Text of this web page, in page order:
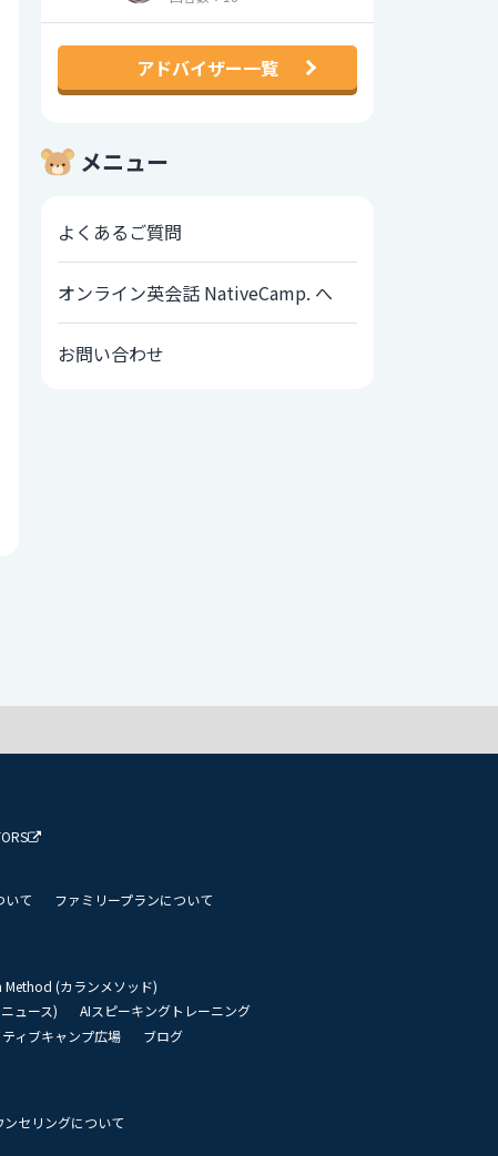
アドバイザー一覧
メニュー
よくあるご質問
オンライン英会話 NativeCamp. へ
お問い合わせ
いて
ファミリープランについて
Method (カランメソッド)
ュース)
AIスピーキングトレーニング
ィブキャンプ広場
ブログ
ンセリングについて